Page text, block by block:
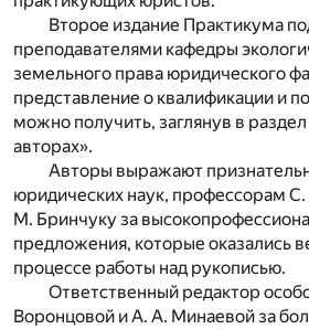
Второе издание Практикума
преподавателями кафедры
земельного права юридического
представление о квалификации и
можно получить, заглянув в
авторах».
Авторы выражают
юридических наук, профессорам
М. Бринчуку за
предложения, которые оказались
процессе работы над рукописью.
Ответственный редактор
Воронцовой и А. А. Минаевой за